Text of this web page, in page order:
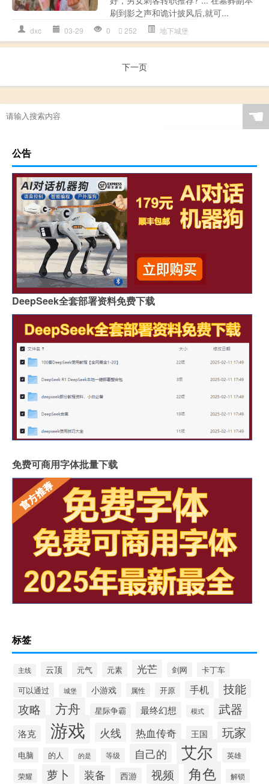
刷到影之声和诡计披风后,就可...
dxc 03-29 0 252 地下城堡
下一页
☚
公告
DeepSeek全套部署资料免费下载
免费可商用字体批量下载
标签
主线 云顶 元气 元素 光芒 剑网
卡丁车
可以通过
城堡 小游戏 属性 开原 手机
技能
攻略
方舟 星际争霸 最终幻想 模式 武器
洛克 游戏 火线 热血传奇 王国 玩家
电脑 的人 的是 等级 自己的 艾尔 英雄
荣耀 萝卜 装备 西游 视频 角色 解锁